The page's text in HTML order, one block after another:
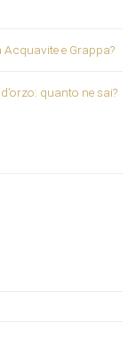
Acquavite e Grappa?
quanto ne sai?